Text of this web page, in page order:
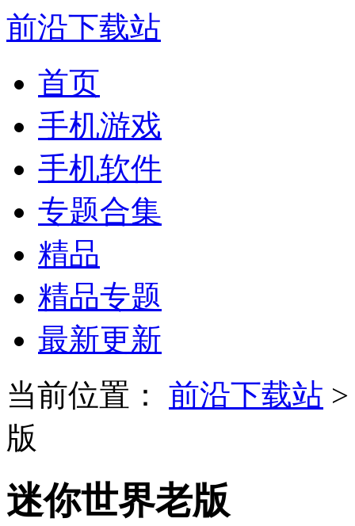
前沿下载站
首页
手机游戏
手机软件
专题合集
精品
精品专题
最新更新
当前位置：
前沿下载站
版
迷你世界老版